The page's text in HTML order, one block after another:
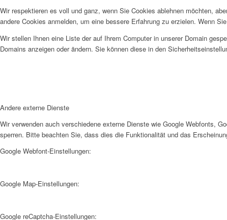
Wir respektieren es voll und ganz, wenn Sie Cookies ablehnen möchten,
andere Cookies anmelden, um eine bessere Erfahrung zu erzielen. Wenn
Wir stellen Ihnen eine Liste der auf Ihrem Computer in unserer Domain
Domains anzeigen oder ändern. Sie können diese in den
Andere externe Dienste
Wir verwenden auch verschiedene externe Dienste wie Google Webfonts,
sperren. Bitte beachten Sie, dass dies die Funktionalität und das
Google Webfont-Einstellungen:
Google Map-Einstellungen:
Google reCaptcha-Einstellungen: